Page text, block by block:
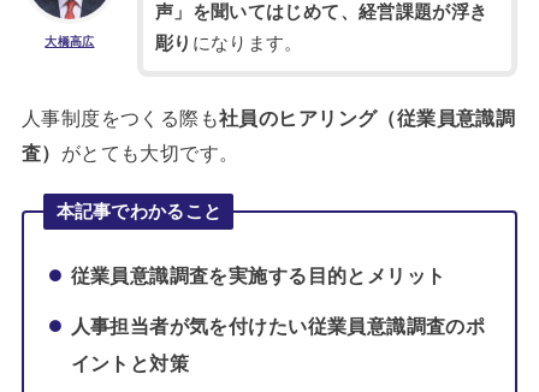
大橋高広
声」を聞いてはじめて、経営課題が浮き
彫り になります。
人事制度をつくる際も社員のヒアリング（従業員意識調
査） がとても大切です。
本記事でわかること
従業員意識調査を実施する目的とメリット
人事担当者が気を付けたい従業員意識調査のポ
イントと対策